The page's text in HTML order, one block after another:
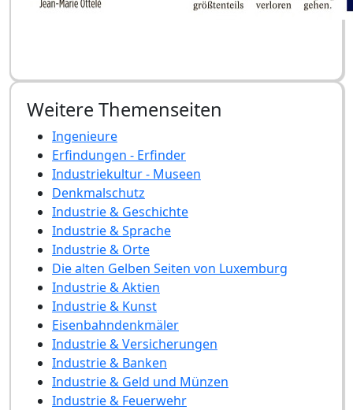
Weitere Themenseiten
Ingenieure
Erfindungen - Erfinder
Industriekultur - Museen
Denkmalschutz
Industrie & Geschichte
Industrie & Sprache
Industrie & Orte
Die alten Gelben Seiten von Luxemburg
Industrie & Aktien
Industrie & Kunst
Eisenbahndenkmäler
Industrie & Versicherungen
Industrie & Banken
Industrie & Geld und Münzen
Industrie & Feuerwehr